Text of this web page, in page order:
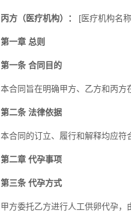
丙方（医疗机构）： [医疗机构名称
第一章 总则
第一条 合同目的
本合同旨在明确甲方、乙方和丙方
第二条 法律依据
本合同的订立、履行和解释均应符
第二章 代孕事项
第三条 代孕方式
甲方委托乙方进行人工供卵代孕，